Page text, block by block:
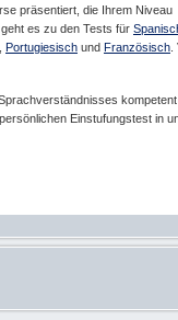
präsentiert, die Ihrem Niveau
es zu den Tests für
Portugiesisch und Französisch
Einstufungstest in